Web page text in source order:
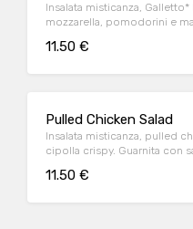
Insalata misticanza,
mozzarella, pomodorini e
11.50 €
Pulled Chicken Salad
Insalata misticanza, pulled
cipolla crispy. Guarnita con
11.50 €